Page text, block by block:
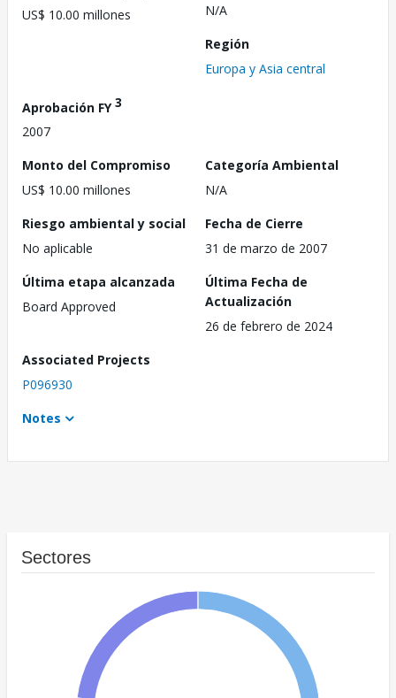
US$ 10.00 millones
N/A
Región
Europa y Asia central
Aprobación FY3
2007
Monto del Compromiso
US$ 10.00 millones
Categoría Ambiental
N/A
Riesgo ambiental y social
No aplicable
Fecha de Cierre
31 de marzo de 2007
Última etapa alcanzada
Board Approved
Última Fecha de
Actualización
26 de febrero de 2024
Associated Projects
P096930
Notes
Sectores